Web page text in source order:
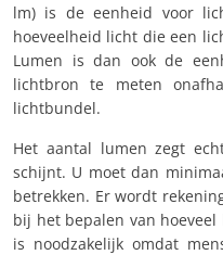
lm) is de eenheid voor
hoeveelheid licht die een
Lumen is dan ook de
lichtbron te meten
lichtbundel.
Het aantal lumen zegt
schijnt. U moet dan
betrekken. Er wordt
bij het bepalen van
is noodzakelijk omdat